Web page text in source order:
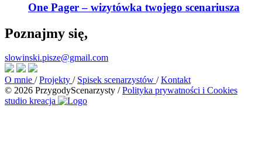
One Pager – wizytówka twojego scenariusza
Poznajmy się,
slowinski.pisze@gmail.com
O mnie / Projekty / Spisek scenarzystów / Kontakt
© 2026 PrzygodyScenarzysty / Polityka prywatności i Cookies
studio kreacja